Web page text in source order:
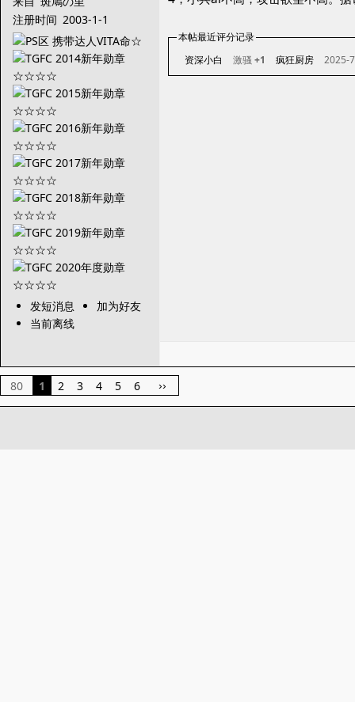
注册时间 2003-1-1
发短消息
加为好友
当前离线
本帖最近评分记录
资深小白
激骚 +1 疯狂厨房 2025-
80 1 2 3 4 5 6 ››